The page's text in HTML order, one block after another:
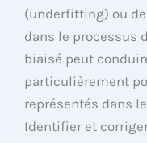
(underfitting) ou
dans le processus
biaisé peut
particulièrement
représentés dans
Identifier et